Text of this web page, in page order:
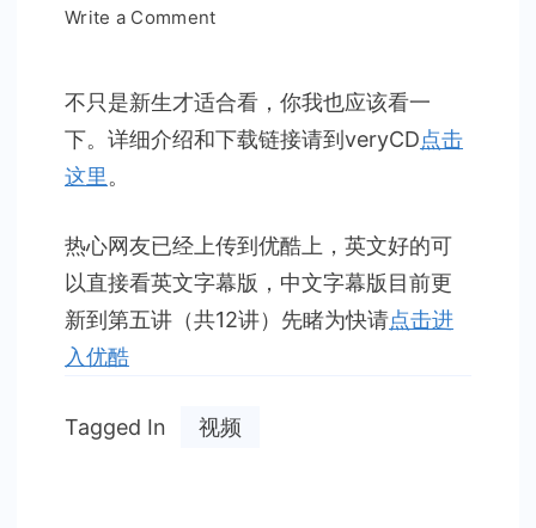
Write a Commenton
the
Right
Do?
[哈
佛
大
受
不只是新生才适合看，你我也应该看一
下。详细介绍和下载链接请到veryCD点击
这里。
热心网友已经上传到优酷上，英文好的可
以直接看英文字幕版，中文字幕版目前更
新到第五讲（共12讲）先睹为快请点击进
入优酷
Tagged In 视频